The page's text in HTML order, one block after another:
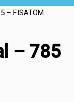
– FISATOM
– 785